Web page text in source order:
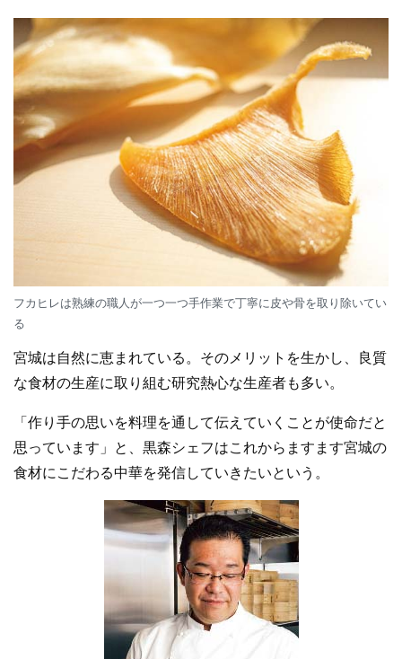
フカヒレは熟練の職人が一つ一つ手作業で丁寧に皮や骨を取り除いてい
る
宮城は自然に恵まれている。そのメリットを生かし、良質
な食材の生産に取り組む研究熱心な生産者も多い。
「作り手の思いを料理を通して伝えていくことが使命だと
思っています」と、黒森シェフはこれからますます宮城の
食材にこだわる中華を発信していきたいという。